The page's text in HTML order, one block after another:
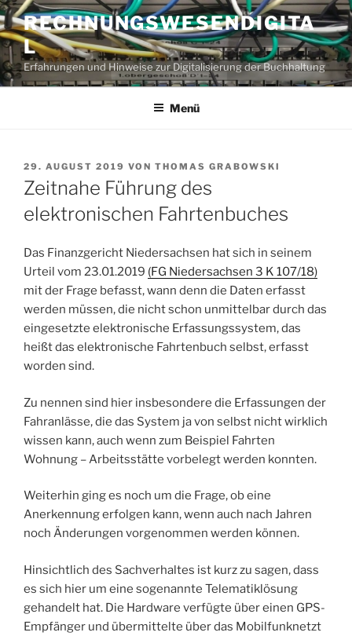
Zum
Inhalt
springen
RECHNUNGSWESENDIGITA
L
Erfahrungen und Hinweise zur Digitalisierung der Buchhaltung
Menü
VERÖFFENTLICHT
AM
29. AUGUST 2019 VON THOMAS GRABOWSKI
Zeitnahe Führung des
elektronischen Fahrtenbuches
Das Finanzgericht Niedersachsen hat sich in seinem
Urteil vom 23.01.2019 (FG Niedersachsen 3 K 107/18)
mit der Frage befasst, wann denn die Daten erfasst
werden müssen, die nicht schon unmittelbar durch das
eingesetzte elektronische Erfassungssystem, das
heißt das elektronische Fahrtenbuch selbst, erfasst
worden sind.
Zu nennen sind hier insbesondere die Erfassungen der
Fahranlässe, die das System ja von selbst nicht wirklich
wissen kann, auch wenn zum Beispiel Fahrten
Wohnung – Arbeitsstätte vorbelegt werden konnten.
Weiterhin ging es noch um die Frage, ob eine
Anerkennung erfolgen kann, wenn auch nach Jahren
noch Änderungen vorgenommen werden können.
Hinsichtlich des Sachverhaltes ist kurz zu sagen, dass
es sich hier um eine sogenannte Telematiklösung
gehandelt hat. Die Hardware verfügte über einen GPS-
Empfänger und übermittelte über das Mobilfunknetzt